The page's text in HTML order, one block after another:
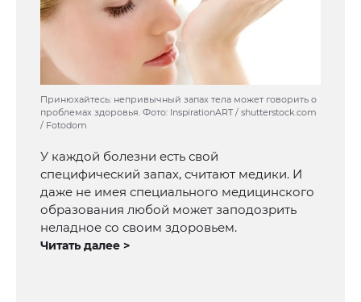
Принюхайтесь: непривычный запах тела может говорить о
проблемах здоровья. Фото: InspirationART / shutterstock.com
/ Fotodom
У каждой болезни есть свой
специфический запах, считают медики. И
даже не имея специального медицинского
образования любой может заподозрить
неладное со своим здоровьем.
Читать далее >